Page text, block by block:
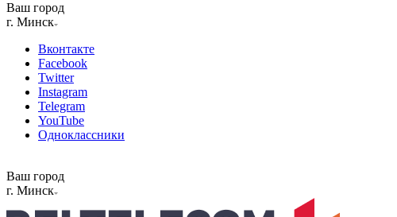
Ваш город
г. Минск
Вконтакте
Facebook
Twitter
Instagram
Telegram
YouTube
Одноклассники
Ваш город
г. Минск